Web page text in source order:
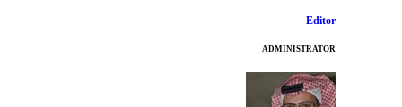
Editor
ADMINISTRATOR